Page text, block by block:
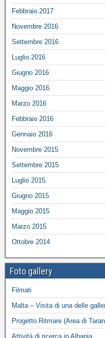
Febbraio 2017
Novembre 2016
Settembre 2016
Luglio 2016
Giugno 2016
Maggio 2016
Marzo 2016
Febbraio 2016
Gennaio 2016
Novembre 2015
Settembre 2015
Luglio 2015
Giugno 2015
Maggio 2015
Marzo 2015
Ottobre 2014
Foto gallery
Filmati
Malta – Visita di una delle
Progetto Ritmare (Area di
Attività di ricerca in Albania